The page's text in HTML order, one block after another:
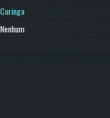
Curinga
Nenhum